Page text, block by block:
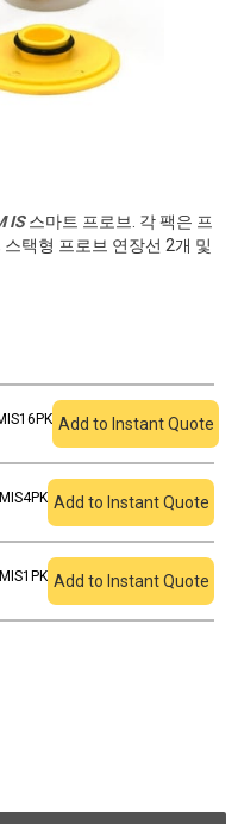
IS스마트 프로브. 각 팩은 프
택형 프로브 연장선 2개 및
Add to Instant Quote
Add to Instant Quote
Add to Instant Quote